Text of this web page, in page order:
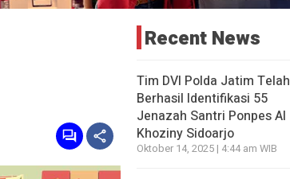
Recent News
Tim DVI Polda Jatim Telah
Berhasil Identifikasi 55
Jenazah Santri Ponpes Al
Khoziny Sidoarjo
Oktober 14, 2025 | 4:44 am WIB